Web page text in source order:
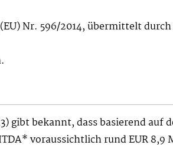
Nr. 596/2014, übermittelt durch
gibt bekannt, dass basierend auf
voraussichtlich rund EUR 8,9